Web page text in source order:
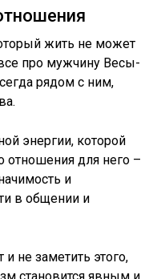
жить не может
про мужчину Весы-
рядом с ним,
энергии, которой
отношения для него –
и
в общении и
не заметить этого,